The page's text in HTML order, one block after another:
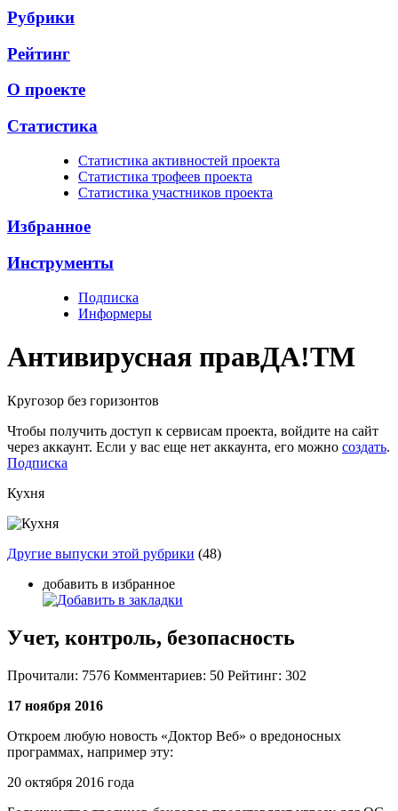
Рубрики
Рейтинг
О проекте
Статистика
Cтатистика активностей проекта
Cтатистика трофеев проекта
Cтатистика участников проекта
Избранное
Инструменты
Подписка
Информеры
Антивирусная правДА!TM
Кругозор без горизонтов
Чтобы получить доступ к сервисам проекта, войдите на сайт
через аккаунт. Если у вас еще нет аккаунта, его можно создать.
Подписка
Кухня
Другие выпуски этой рубрики (48)
добавить в избранное
Учет, контроль, безопасность
Прочитали: 7576 Комментариев: 50 Рейтинг: 302
17 ноября 2016
Откроем любую новость «Доктор Веб» о вредоносных
программах, например эту:
20 октября 2016 года